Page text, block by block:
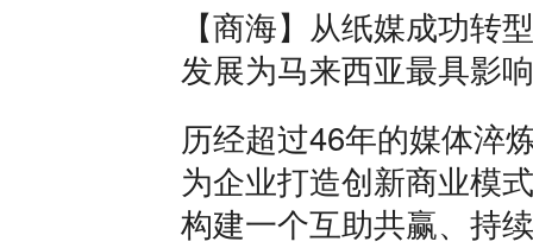
【商海】从纸媒成功转
发展为马来西亚最具影
历经超过46年的媒体淬
为企业打造创新商业模
构建一个互助共赢、持